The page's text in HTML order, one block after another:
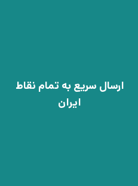
ارسال سریع به تمام نقاط
ایران